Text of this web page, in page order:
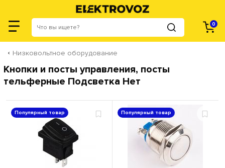
0
Низковольтное оборудование
Кнопки и посты управления, посты
тельферные Подсветка Нет
Популярный товар Популярный товар